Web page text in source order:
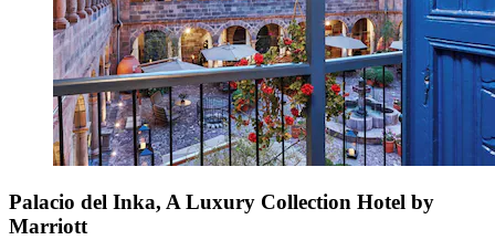
Palacio del Inka, A Luxury Collection Hotel by
Marriott